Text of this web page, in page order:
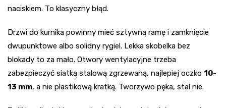
naciskiem. To klasyczny błąd.
Drzwi do kurnika powinny mieć sztywną ramę i zamknięcie
dwupunktowe albo solidny rygiel. Lekka skobelka bez
blokady to za mało. Otwory wentylacyjne trzeba
zabezpieczyć siatką stalową zgrzewaną, najlepiej oczko 10-
13 mm, a nie plastikową kratką. Tworzywo pęka, stal nie.